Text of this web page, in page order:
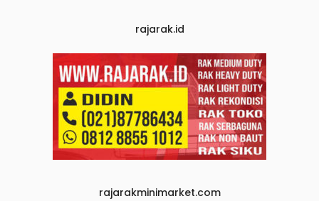
rajarak.id
rajarakminimarket.com